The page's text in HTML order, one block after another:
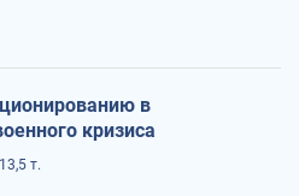
в
кризиса
13,5 т.